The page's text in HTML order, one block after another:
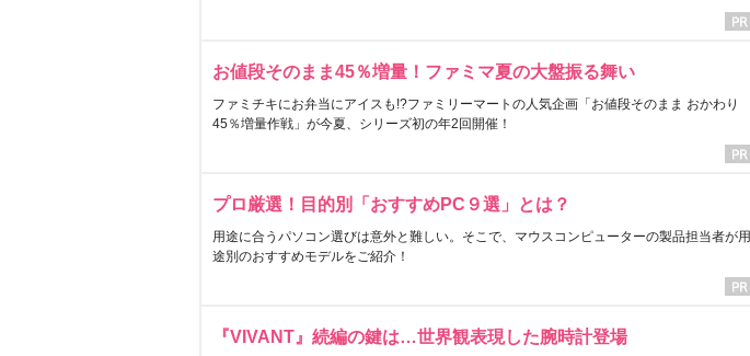
お値段そのまま45％増量！ファミマ夏の大盤振る舞い
ファミチキにお弁当にアイスも!?ファミリーマートの人気企画「お値段そのまま おかわり
45％増量作戦」が今夏、シリーズ初の年2回開催！
プロ厳選！目的別「おすすめPC９選」とは？
用途に合うパソコン選びは意外と難しい。そこで、マウスコンピューターの製品担当者が用
途別のおすすめモデルをご紹介！
『VIVANT』続編の鍵は…世界観表現した腕時計登場